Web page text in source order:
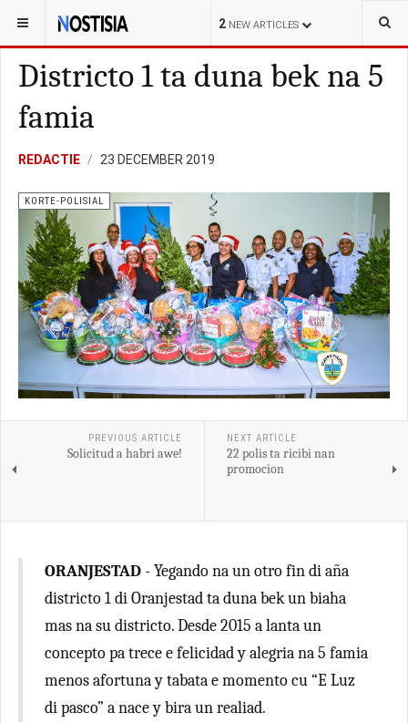
2 NEW ARTICLES
YOU ARE HERE: ARUBA KORTE-POLISIAL
Districto 1 ta duna bek na 5
famia
REDACTIE 23 DECEMBER 2019
KORTE-POLISIAL
PREVIOUS ARTICLE
Solicitud a habri awe!
NEXT ARTICLE
22 polis ta ricibi nan
promocion
ORANJESTAD - Yegando na un otro fin di aña
districto 1 di Oranjestad ta duna bek un biaha
mas na su districto. Desde 2015 a lanta un
concepto pa trece e felicidad y alegria na 5 famia
menos afortuna y tabata e momento cu “E Luz
di pasco” a nace y bira un realiad.